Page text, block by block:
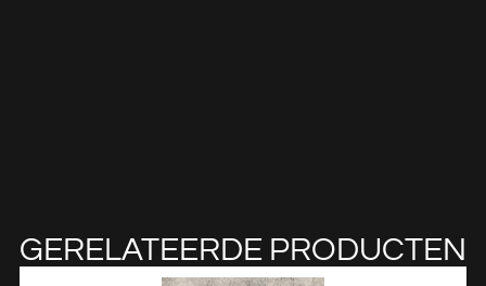
GERELATEERDE PRODUCTEN